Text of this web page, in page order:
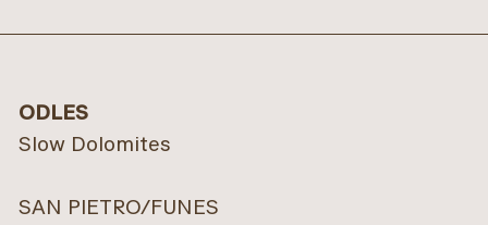
ODLES
Slow Dolomites
SAN PIETRO/FUNES